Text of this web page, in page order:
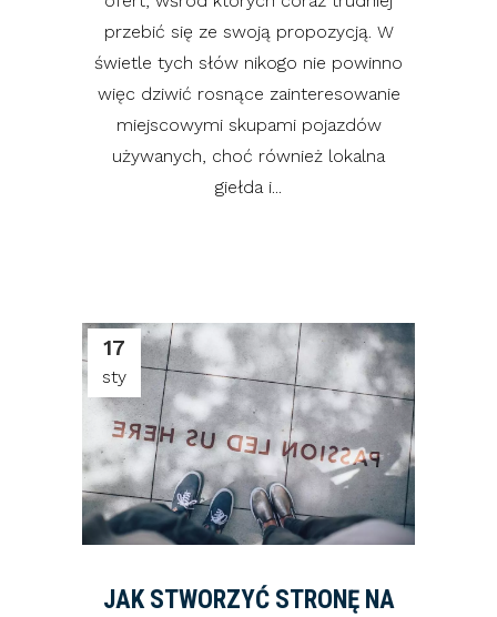
przebić się ze swoją propozycją. W
świetle tych słów nikogo nie powinno
więc dziwić rosnące zainteresowanie
miejscowymi skupami pojazdów
używanych, choć również lokalna
giełda i...
17
sty
JAK STWORZYĆ STRONĘ NA